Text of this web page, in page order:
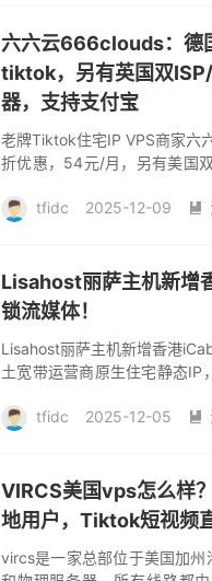
六六云666clouds：德
tiktok，另有英国双
器，支持支付宝
老牌Tiktok住宅IP VPS商家六
折优惠，54元/月，另有美国
tfidc 2025-12-09 
Lisahost丽萨主机新增
锁流媒体！
Lisahost丽萨主机新增香港
土宽带运营商原生住宅静态IP
tfidc 2025-12-05 
VIRCS美国vps怎么样
地用户，Tiktok短视频
vircs是一家总部位于美国加州